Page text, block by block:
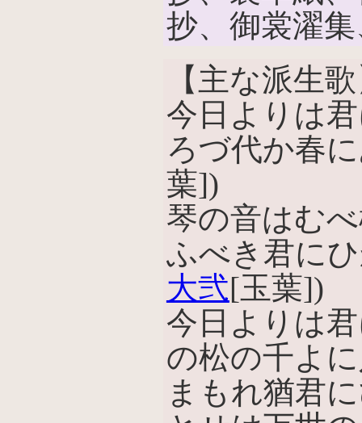
抄、御裳濯
【主な派生
今日よりは
ろづ代か春
葉])
琴の音はむ
ふべき君に
大弐[玉葉])
今日よりは
の松の千よ
まもれ猶君